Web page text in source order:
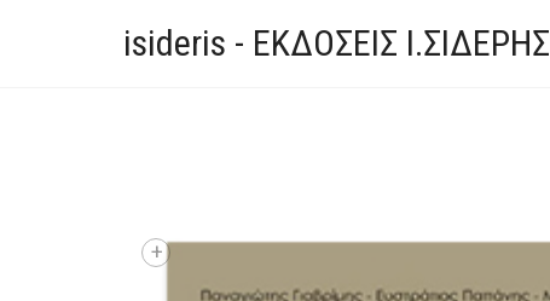
isideris - ΕΚΔΟΣΕΙΣ Ι.ΣΙΔΕΡΗΣ
+